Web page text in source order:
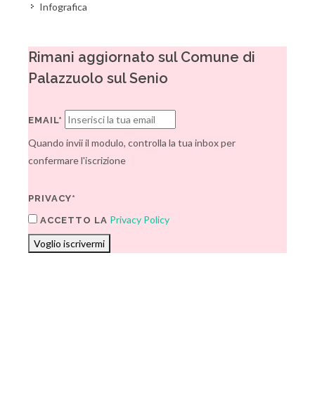
Infografica
Rimani aggiornato sul Comune di
Palazzuolo sul Senio
EMAIL*
Quando invii il modulo, controlla la tua inbox per
confermare l'iscrizione
PRIVACY*
ACCETTO LA Privacy Policy
Voglio iscrivermi